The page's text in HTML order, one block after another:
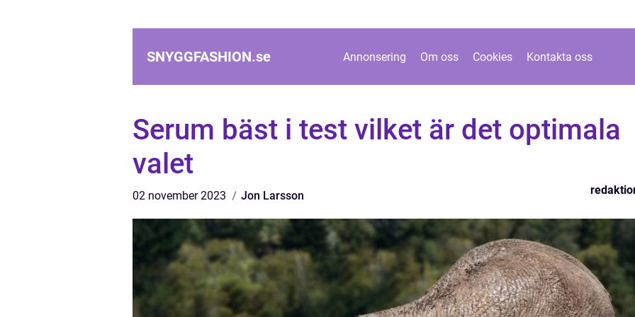
SNYGGFASHION.se Annonsering Om oss Cookies Kontakta oss
Serum bäst i test vilket är det optimala
valet
02 november 2023 Jon Larsson